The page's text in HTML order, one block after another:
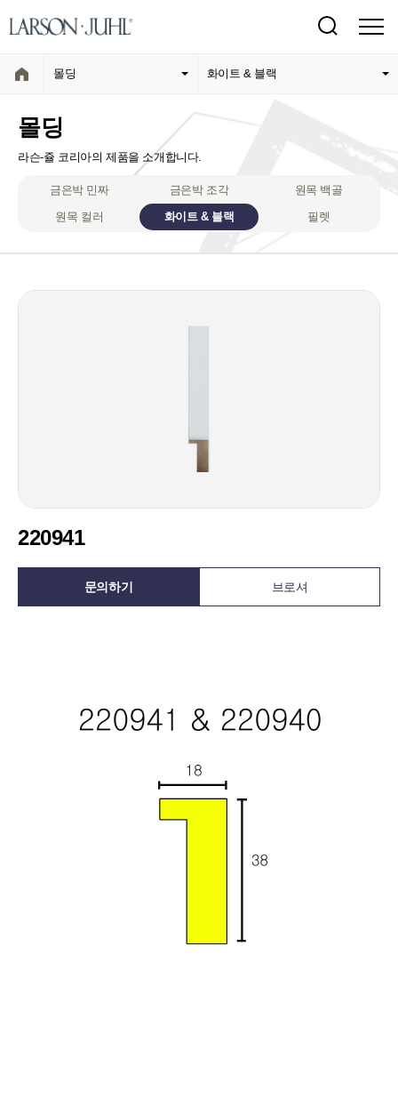
몰딩 화이트 & 블랙
몰딩
라슨-쥴 코리아의 제품을 소개합니다.
금은박 민짜 금은박 조각
원목 백골
원목 컬러
화이트 & 블랙 필렛
220941
문의하기 브로셔